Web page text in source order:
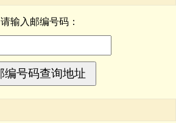
请输入邮编号码：